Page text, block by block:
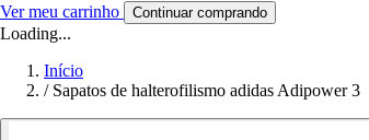
Ver meu carrinho Continuar comprando
Loading...
Início
/ Sapatos de halterofilismo adidas Adipower 3